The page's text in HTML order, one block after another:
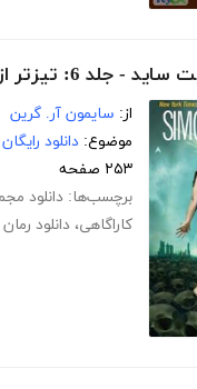
6: تیزتر از دندان مار
از: سایمون آر. گرین
موضوع: دانلود
۲۵۳ صفحه
برچسب‌ها: دانلود
کاراگاهی، دانلود